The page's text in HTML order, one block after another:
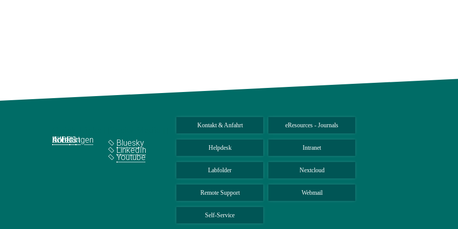
Abteilungen
IMPRS
Jobs
Kontakt Bluesky
LinkedIn
Youtube
Kontakt & Anfahrt eResources - Journals
Helpdesk Intranet
Labfolder Nextcloud
Remote Support Webmail
Self-Service